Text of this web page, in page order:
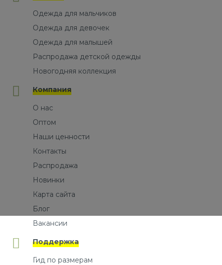
Одежда для мальчиков
Одежда для девочек
Одежда для малышей
Распродажа детской одежды
Новогодняя коллекция
Компания
О нас
Оптом
Наши ценности
Контакты
Распродажа
Новинки
Карта сайта
Блог
Вакансии
Поддержка
Гид по размерам